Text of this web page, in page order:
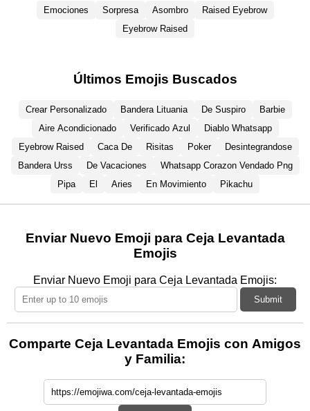
Emociones Sorpresa Asombro
Raised Eyebrow
Eyebrow Raised
Últimos Emojis Buscados
Crear Personalizado Bandera Lituania De Suspiro
Barbie
Aire Acondicionado
Verificado Azul
Diablo Whatsapp
Eyebrow Raised
Caca De Risitas Poker
Desintegrandose
Bandera Urss
De Vacaciones
Whatsapp Corazon Vendado Png
Pipa
El Aries En Movimiento Pikachu
Enviar Nuevo Emoji para Ceja Levantada
Emojis
Enviar Nuevo Emoji para Ceja Levantada Emojis:
Submit
Comparte Ceja Levantada Emojis con Amigos
y Familia: